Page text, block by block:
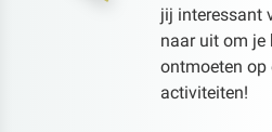
jij interessant
naar uit om je
ontmoeten op
activiteiten!